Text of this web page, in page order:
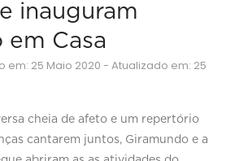
inauguram
em Casa
em: 25 Maio 2020 - Atualizado em: 25
cheia de afeto e um repertório
cantarem juntos, Giramundo e a